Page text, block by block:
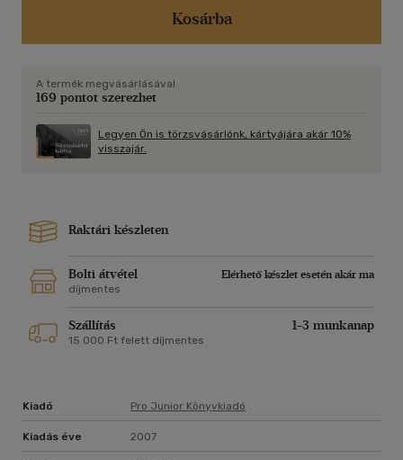
Kosárba
A termék megvásárlásával
169 pontot szerezhet
Legyen Ön is törzsvásárlónk, kártyájára akár 10%
visszajár.
Raktári készleten
Bolti átvétel
Elérhető készlet esetén akár ma
díjmentes
Szállítás 1-3 munkanap
15 000 Ft felett díjmentes
Kiadó Pro Junior Könyvkiadó
Kiadás éve 2007